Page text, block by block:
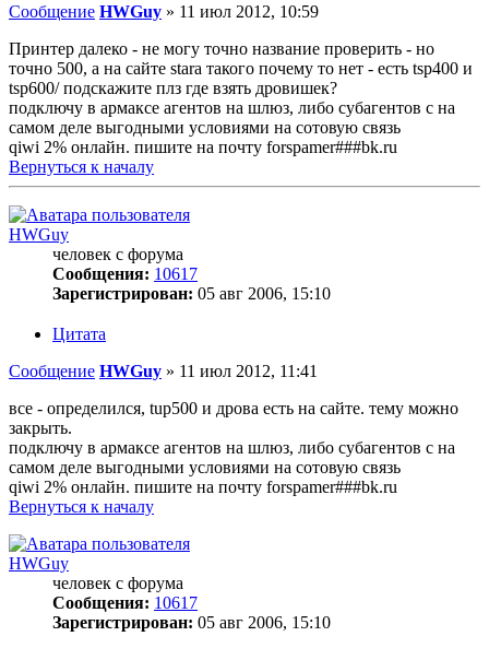
Сообщение HWGuy » 11 июл 2012, 10:59
Принтер далеко - не могу точно название проверить - но
точно 500, а на сайте stara такого почему то нет - есть tsp400 и
tsp600/ подскажите плз где взять дровишек?
подключу в армаксе агентов на шлюз, либо субагентов с на
самом деле выгодными условиями на сотовую связь
qiwi 2% онлайн. пишите на почту forspamer###bk.ru
Вернуться к началу
HWGuy
человек с форума
Сообщения: 10617
Зарегистрирован: 05 авг 2006, 15:10
Цитата
Сообщение HWGuy » 11 июл 2012, 11:41
все - определился, tup500 и дрова есть на сайте. тему можно
закрыть.
подключу в армаксе агентов на шлюз, либо субагентов с на
самом деле выгодными условиями на сотовую связь
qiwi 2% онлайн. пишите на почту forspamer###bk.ru
Вернуться к началу
HWGuy
человек с форума
Сообщения: 10617
Зарегистрирован: 05 авг 2006, 15:10